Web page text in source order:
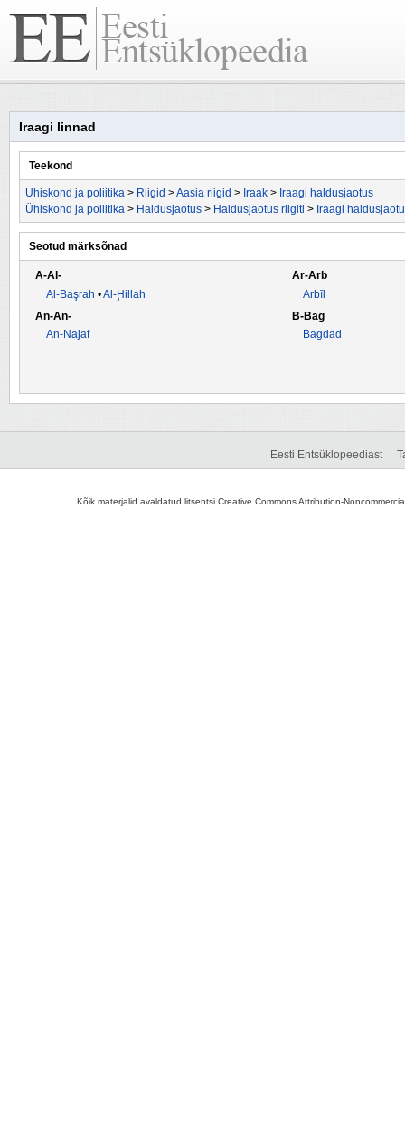
Iraagi linnad
Teekond
Ühiskond ja poliitika > Riigid >Aasia riigid > Iraak > Iraagi haldusjaotus
Ühiskond ja poliitika > Haldusjaotus > Haldusjaotus riigiti > Iraagi
Seotud märksõnad
A-Al-
Al-Başrah •Al-Ḩillah
An-An-
An-Najaf
Ar-Arb
Arbīl
B-Bag
Bagdad
Eesti Entsüklopeediast
Kõik materjalid avaldatud litsentsi Creative Commons Attribution-